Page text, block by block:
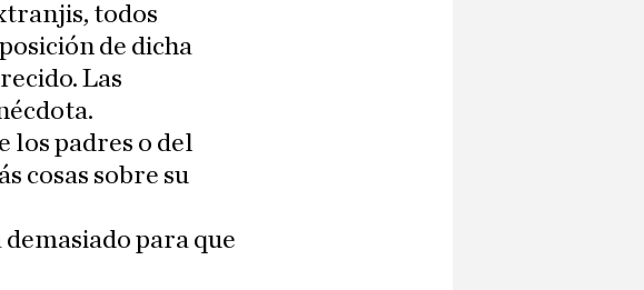
todos
de dicha
Las
los padres o del
cosas sobre su
para que